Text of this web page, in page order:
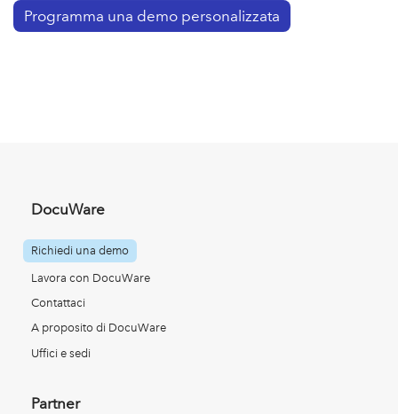
Programma una demo personalizzata
DocuWare
Richiedi una demo
Lavora con DocuWare
Contattaci
A proposito di DocuWare
Uffici e sedi
Partner